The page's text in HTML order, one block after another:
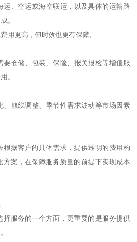
运、空运或海空联运，以及具体的运输路
。
用更高，但时效也更有保障。
要仓储、包装、保险、报关报检等增值服
。
、航线调整、季节性需求波动等市场因素
根据客户的具体需求，提供透明的费用构
方案，在保障服务质量的前提下实现成本
择服务的一个方面，更重要的是服务提供